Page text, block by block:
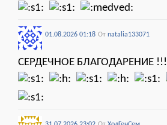
01.08.2026 01:18 От natalia133071
СЕРДЕЧНОЕ БЛАГОДАРЕНИЕ !!!